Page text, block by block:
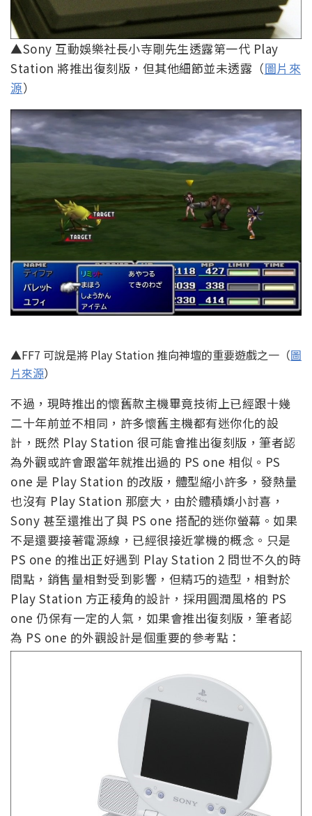
▲Sony 互動娛樂社長小寺剛先生透露第一代 Play
Station 將推出復刻版，但其他細節並未透露（圖片來
源）
▲FF7 可說是將 Play Station 推向神壇的重要遊戲之一（圖
片來源）
不過，現時推出的懷舊款主機畢竟技術上已經跟十幾
二十年前並不相同，許多懷舊主機都有迷你化的設
計，既然 Play Station 很可能會推出復刻版，筆者認
為外觀或許會跟當年就推出過的 PS one 相似。PS
one 是 Play Station 的改版，體型縮小許多，發熱量
也沒有 Play Station 那麼大，由於體積嬌小討喜，
Sony 甚至還推出了與 PS one 搭配的迷你螢幕。如果
不是還要接著電源線，已經很接近掌機的概念。只是
PS one 的推出正好遇到 Play Station 2 問世不久的時
間點，銷售量相對受到影響，但精巧的造型，相對於
Play Station 方正稜角的設計，採用圓潤風格的 PS
one 仍保有一定的人氣，如果會推出復刻版，筆者認
為 PS one 的外觀設計是個重要的參考點：